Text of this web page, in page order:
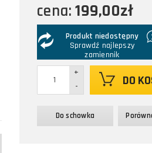
cena: 199,00zł
Produkt niedostępny
Sprawdź najlepszy
zamiennik
-
+
DO
Do schowka